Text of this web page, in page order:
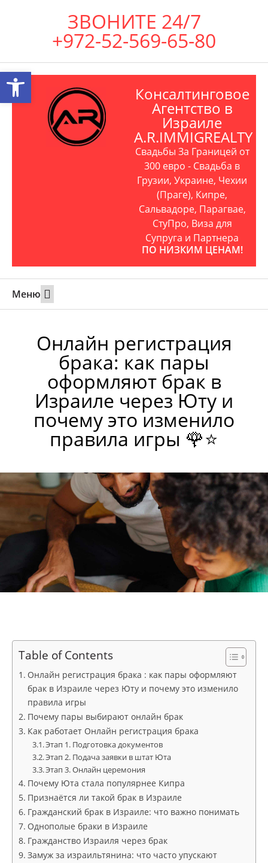
ЗВОНИТЕ 24/7
+972-52-569-65-80
Консалтинговое
Агентство в
Израиле
A.R.IMMIGREALTY
Свадьбы За Границей от
300 евро - Свадьба в
Грузии, Украине, Чехии
(Праге), Кипре,
Сальвадоре, Парагвае,
СтуПро, Виза для
Супруга и Партнера
ПО НИЗКИМ ЦЕНАМ!
Меню
Онлайн регистрация
брака: как пары
оформляют брак в
Израиле через Юту и
почему это изменило
правила игры 🌹⭐
Table of Contents
Онлайн регистрация брака : как пары оформляют
брак в Израиле через Юту и почему это изменило
правила игры
Почему пары выбирают онлайн брак
Как работает Онлайн регистрация брака
Этап 1. Подготовка документов
Этап 2. Подача заявки в штат Юта
Этап 3. Онлайн церемония
Почему Юта стала популярнее Кипра
Признаётся ли такой брак в Израиле
Гражданский брак в Израиле: что важно понимать
Однополые браки в Израиле
Гражданство Израиля через брак
Замуж за израильтянина: что часто упускают
Открыть панель инструментов